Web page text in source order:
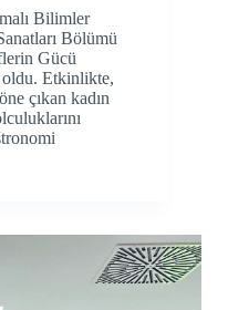
Bilimler
Bölümü
Gücü
oldu. Etkinlikte,
çıkan kadın